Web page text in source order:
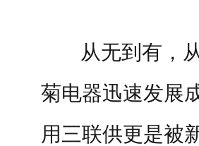
从无到有，从
菊电器迅速发展
用三联供更是被